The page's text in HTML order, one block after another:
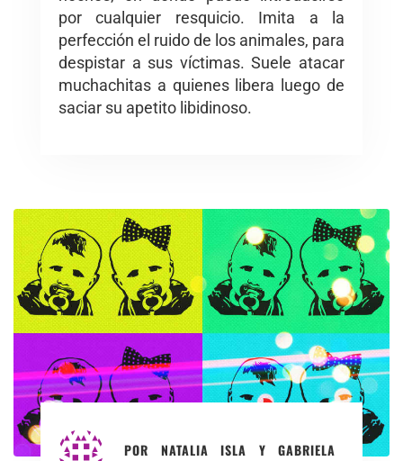
por cualquier resquicio. Imita a la
perfección el ruido de los animales, para
despistar a sus víctimas. Suele atacar
muchachitas a quienes libera luego de
saciar su apetito libidinoso.
POR NATALIA ISLA Y GABRIELA